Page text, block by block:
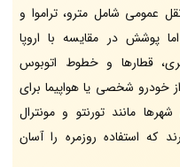
عمومی شامل مترو، تراموا و
پوشش در مقایسه با اروپا
قطارها و خطوط اتوبوس
خودرو شخصی یا هواپیما برای
مانند تورنتو و مونترال
که استفاده روزمره را آسان